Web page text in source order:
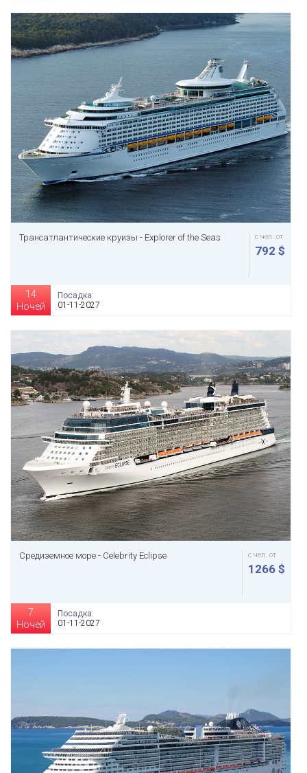
Трансатлантические круизы - Explorer of the Seas с чел. от
792 $
14
Ночей
Посадка:
01-11-2027
Средиземное море - Celebrity Eclipse с чел. от
1266 $
7
Ночей
Посадка:
01-11-2027